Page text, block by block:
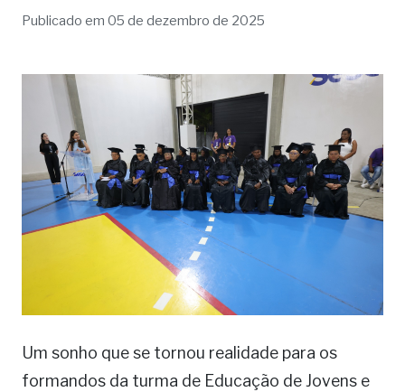
Publicado em 05 de dezembro de 2025
Um sonho que se tornou realidade para os
formandos da turma de Educação de Jovens e